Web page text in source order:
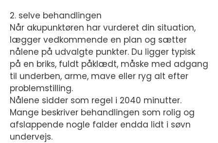
2. selve behandlingen
Når akupunktøren har vurderet din situation,
lægger vedkommende en plan og sætter
nålene på udvalgte punkter. Du ligger typisk
på en briks, fuldt påklædt, måske med adgang
til underben, arme, mave eller ryg alt efter
problemstilling.
Nålene sidder som regel i 2040 minutter.
Mange beskriver behandlingen som rolig og
afslappende nogle falder endda lidt i søvn
undervejs.